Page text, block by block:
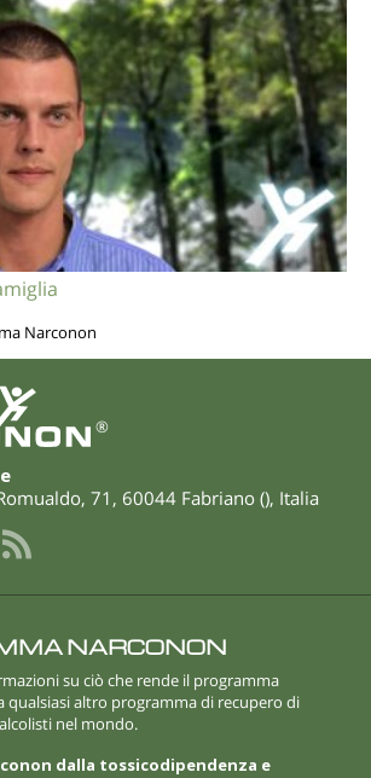
Narconon
®
71 , 60044 Fabriano (), Italia
NARCONON
su ciò che rende il programma
qualsiasi altro programma di recupero di
nel mondo.
dalla tossicodipendenza e